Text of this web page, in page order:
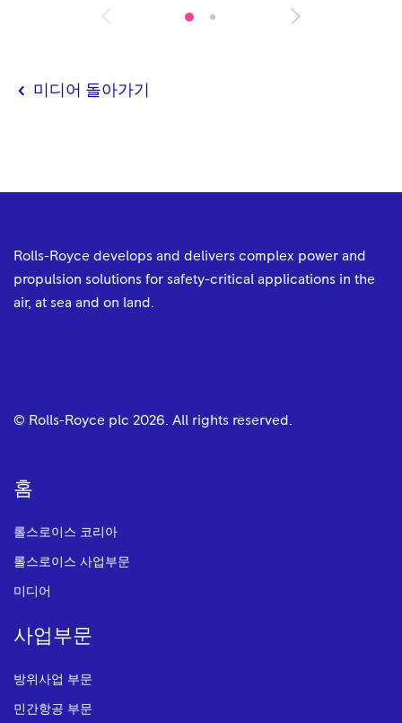
미디어 돌아가기
Rolls-Royce develops and delivers complex power and
propulsion solutions for safety-critical applications in the
air, at sea and on land.
© Rolls-Royce plc 2026. All rights reserved.
홈
롤스로이스 코리아
롤스로이스 사업부문
미디어
사업부문
방위사업 부문
민간항공 부문